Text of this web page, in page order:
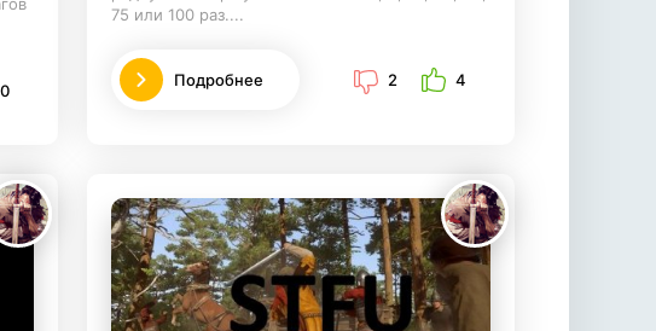
0
75 или 100 раз....
Подробнее 2 4